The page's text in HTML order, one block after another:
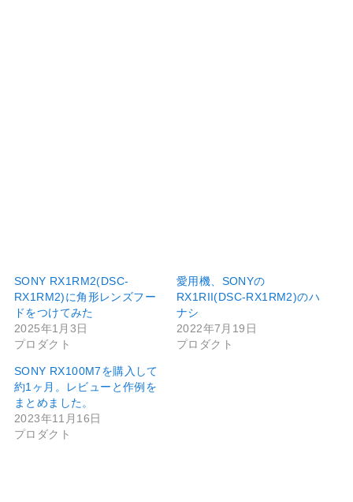
SONY RX1RM2(DSC-
RX1RM2)に角形レンズフー
ドをつけてみた
2025年1月3日
プロダクト
愛用機、SONYの
RX1RII(DSC-RX1RM2)のハ
ナシ
2022年7月19日
プロダクト
SONY RX100M7を購入して
約1ヶ月。レビューと作例を
まとめました。
2023年11月16日
プロダクト